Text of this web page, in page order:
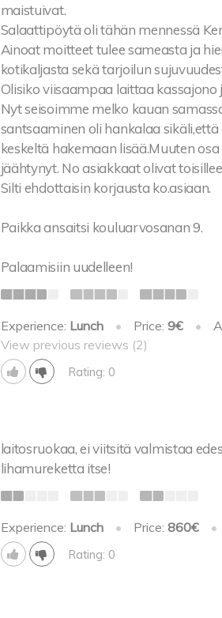
maistuivat.
Salaattipöytä oli tähän mennessä
Ainoat moitteet tulee sameasta ja
kotikaljasta sekä tarjoilun
Olisiko viisaampaa laittaa
Nyt seisoimme melko kauan
santsaaminen oli hankalaa
keskeltä hakemaan lisää.Muuten
jäähtynyt. No asiakkaat olivat
Silti ehdottaisin korjausta ko.asiaan.
Paikka ansaitsi kouluarvosanan 9.
Palaamisiin uudelleen!
Experience: Lunch • Price: 9€ •
View previous reviews (2)
Rating: 0
laitosruokaa, ei viitsitä valmistaa edes
lihamureketta itse!
Experience: Lunch • Price: 860€ •
Rating: 0